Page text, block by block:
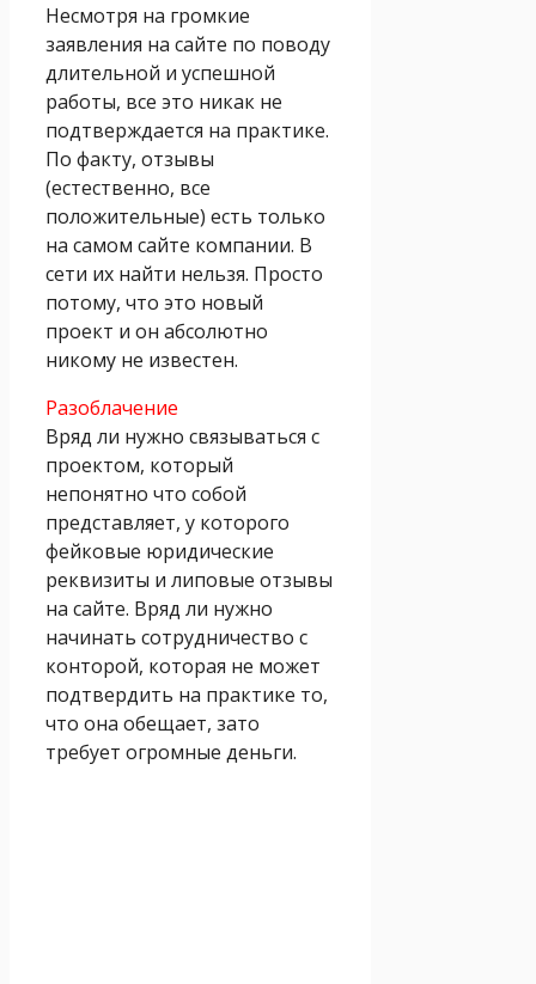
Несмотря на громкие
заявления на сайте по поводу
длительной и успешной
работы, все это никак не
подтверждается на практике.
По факту, отзывы
(естественно, все
положительные) есть только
на самом сайте компании. В
сети их найти нельзя. Просто
потому, что это новый
проект и он абсолютно
никому не известен.
Разоблачение
Вряд ли нужно связываться с
проектом, который
непонятно что собой
представляет, у которого
фейковые юридические
реквизиты и липовые отзывы
на сайте. Вряд ли нужно
начинать сотрудничество с
конторой, которая не может
подтвердить на практике то,
что она обещает, зато
требует огромные деньги.